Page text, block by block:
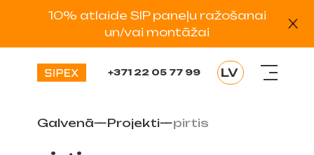
10% atlaide SIP paneļu ražošanai
un/vai montāžai
+371 22 05 77 99
LV
Galvenā—Projekti—pirtis